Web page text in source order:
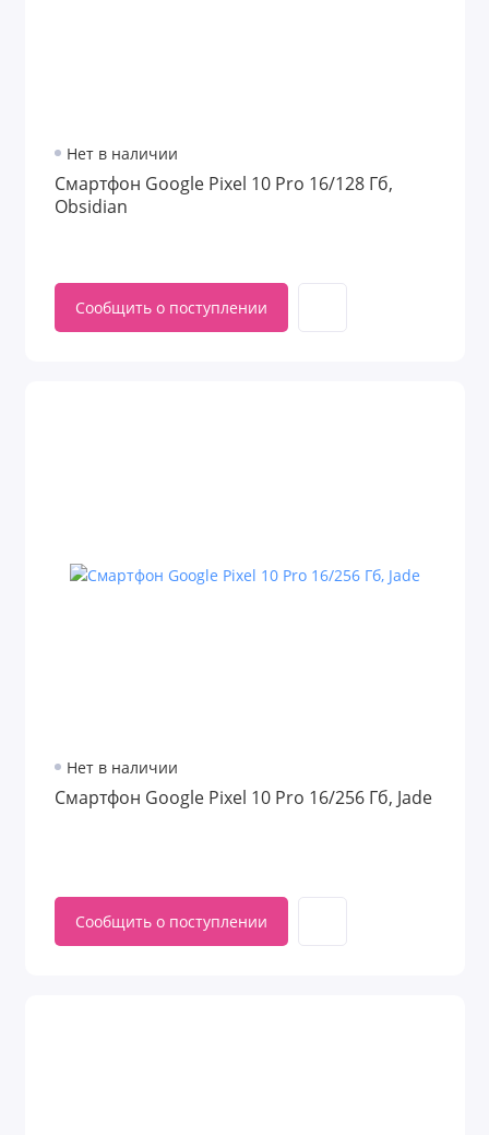
Нет в наличии
Смартфон Google Pixel 10 Pro 16/128 Гб,
Obsidian
Сообщить о поступлении
Нет в наличии
Смартфон Google Pixel 10 Pro 16/256 Гб, Jade
Сообщить о поступлении